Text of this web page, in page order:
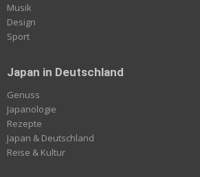
Musik
Design
Sport
Japan in Deutschland
Genuss
Japanologie
Rezepte
Japan & Deutschland
Reise & Kultur